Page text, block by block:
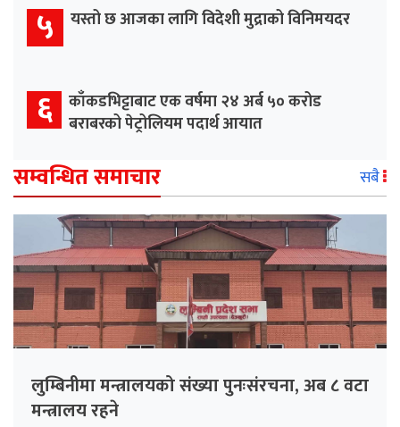
५ यस्तो छ आजका लागि विदेशी मुद्राको विनिमयदर
६ काँकडभिट्टाबाट एक वर्षमा २४ अर्ब ५० करोड
बराबरको पेट्रोलियम पदार्थ आयात
सम्वन्धित समाचार सबै
लुम्बिनीमा मन्त्रालयको संख्या पुनःसंरचना, अब ८ वटा
मन्त्रालय रहने